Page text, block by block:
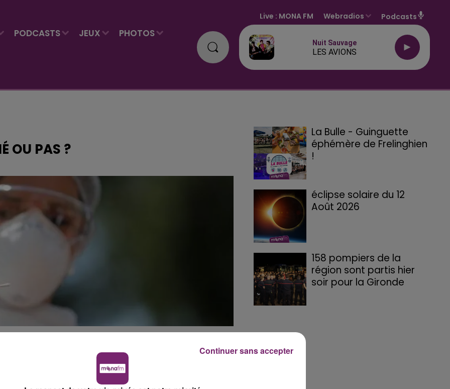
PODCASTS JEUX PHOTOS
Live : MONA FM Webradios Podcasts
Nuit Sauvage
LES AVIONS
OU PAS ?
l’apparition d’un variant alsacien. Une information en
été identifié par le centre hospitalier universitaire
a fait remonter l'information à l'Agence régionale de
Pasteur.
La Bulle - Guinguette
éphémère de Frelinghien
!
éclipse solaire du 12
Août 2026
158 pompiers de la
région sont partis hier
soir pour la Gironde
Continuer sans accepter